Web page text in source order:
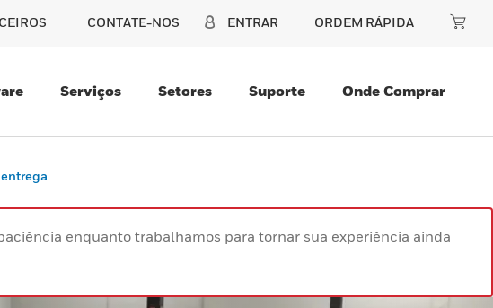
CONTATE-NOS ENTRAR ORDEM RÁPIDA
Serviços Setores Suporte Onde Comprar
enquanto trabalhamos para tornar sua experiência ainda